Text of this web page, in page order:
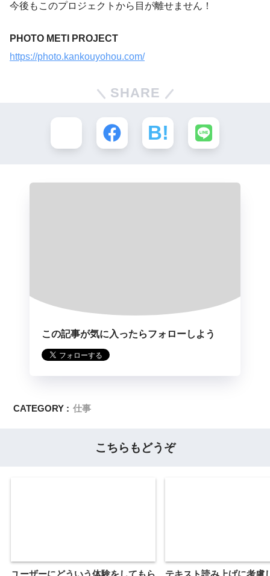
今後もこのプロジェクトから目が離せません！
PHOTO METI PROJECT
https://photo.kankouyohou.com/
SHARE
この記事が気に入ったらフォローしよう
CATEGORY : 仕事
こちらもどうぞ
ユーザーにどういう体験をしてもら テキスト読み上げに考慮